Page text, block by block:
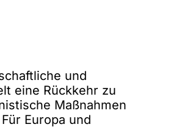
und
eine Rückkehr zu
Maßnahmen
Europa und